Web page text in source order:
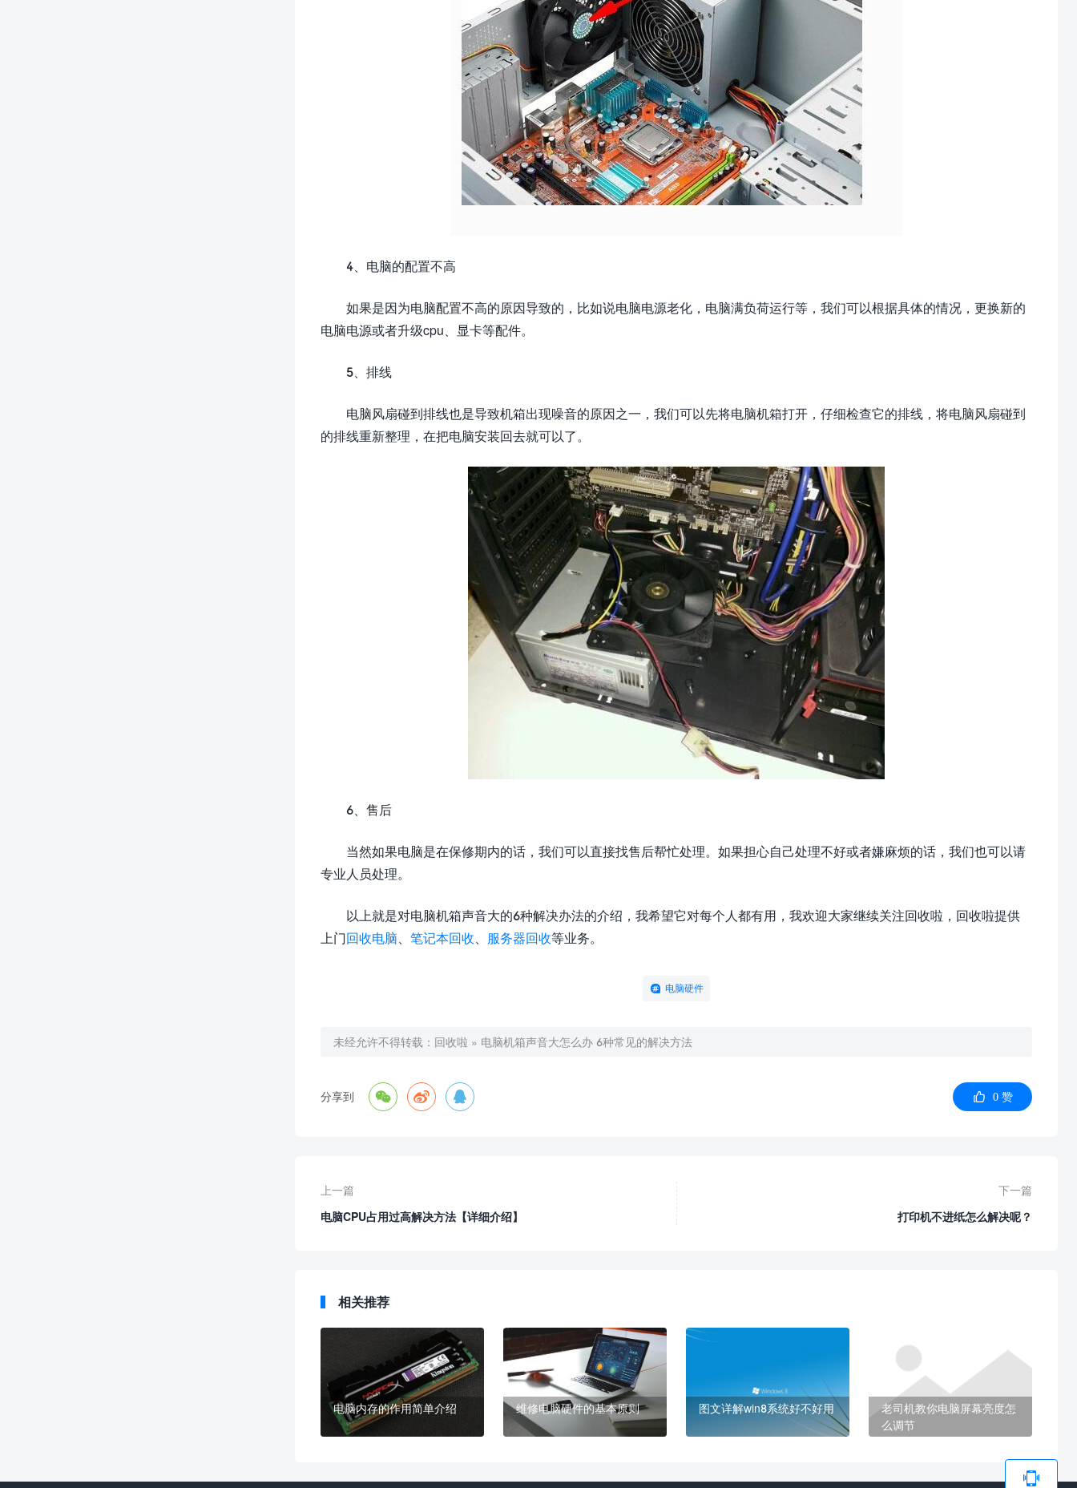
4、电脑的配置不高
如果是因为电脑配置不高的原因导致的，比如说电脑电源老化，电脑满负荷运行等，我们可以根据具体的情况，更换新的
电脑电源或者升级cpu、显卡等配件。
5、排线
电脑风扇碰到排线也是导致机箱出现噪音的原因之一，我们可以先将电脑机箱打开，仔细检查它的排线，将电脑风扇碰到
的排线重新整理，在把电脑安装回去就可以了。
6、售后
当然如果电脑是在保修期内的话，我们可以直接找售后帮忙处理。如果担心自己处理不好或者嫌麻烦的话，我们也可以请
专业人员处理。
以上就是对电脑机箱声音大的6种解决办法的介绍，我希望它对每个人都有用，我欢迎大家继续关注回收啦，回收啦提供
上门回收电脑 笔记本回收 服务器回收等业务。
电脑硬件
未经允许不得转载： 回收啦 » 电脑机箱声音大怎么办 6种常见的解决方法
分享到     0 赞
上一篇
电脑CPU占用过高解决方法【详细介绍】
下一篇
打印机不进纸怎么解决呢？
相关推荐
电脑内存的作用简单介绍 维修电脑硬件的基本原则 图文详解win8系统好不好用
老司机教你电脑屏幕亮度怎
么调节
